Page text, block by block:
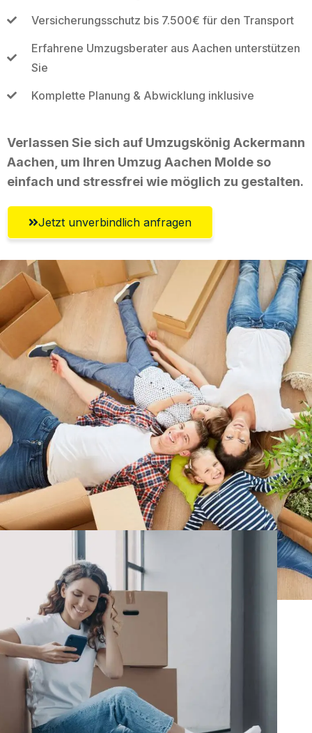
Versicherungsschutz bis 7.500€ für den Transport
Erfahrene Umzugsberater aus Aachen unterstützen
Sie
Komplette Planung & Abwicklung inklusive
Verlassen Sie sich auf Umzugskönig Ackermann
Aachen, um Ihren Umzug Aachen Molde so
einfach und stressfrei wie möglich zu gestalten.
Jetzt unverbindlich anfragen